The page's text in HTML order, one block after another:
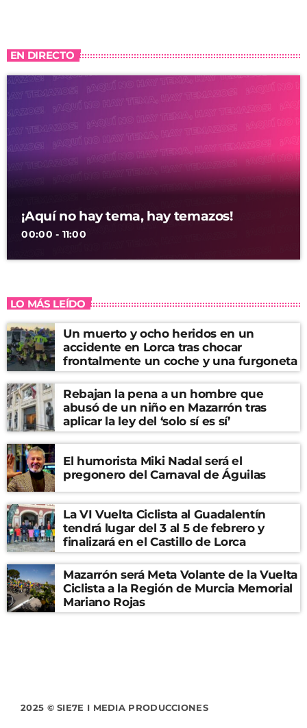
EN DIRECTO
¡Aquí no hay tema, hay temazos!
00:00 - 11:00
LO MÁS LEÍDO
Un muerto y ocho heridos en un
accidente en Lorca tras chocar
frontalmente un coche y una furgoneta
Rebajan la pena a un hombre que
abusó de un niño en Mazarrón tras
aplicar la ley del ‘solo sí es sí’
El humorista Miki Nadal será el
pregonero del Carnaval de Águilas
La VI Vuelta Ciclista al Guadalentín
tendrá lugar del 3 al 5 de febrero y
finalizará en el Castillo de Lorca
Mazarrón será Meta Volante de la Vuelta
Ciclista a la Región de Murcia Memorial
Mariano Rojas
2025 © SIE7E I MEDIA PRODUCCIONES